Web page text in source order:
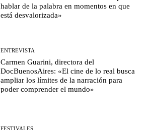
hablar de la palabra en momentos en que
está desvalorizada»
ENTREVISTA
Carmen Guarini, directora del
DocBuenosAires: «El cine de lo real busca
ampliar los límites de la narración para
poder comprender el mundo»
FESTIVALES